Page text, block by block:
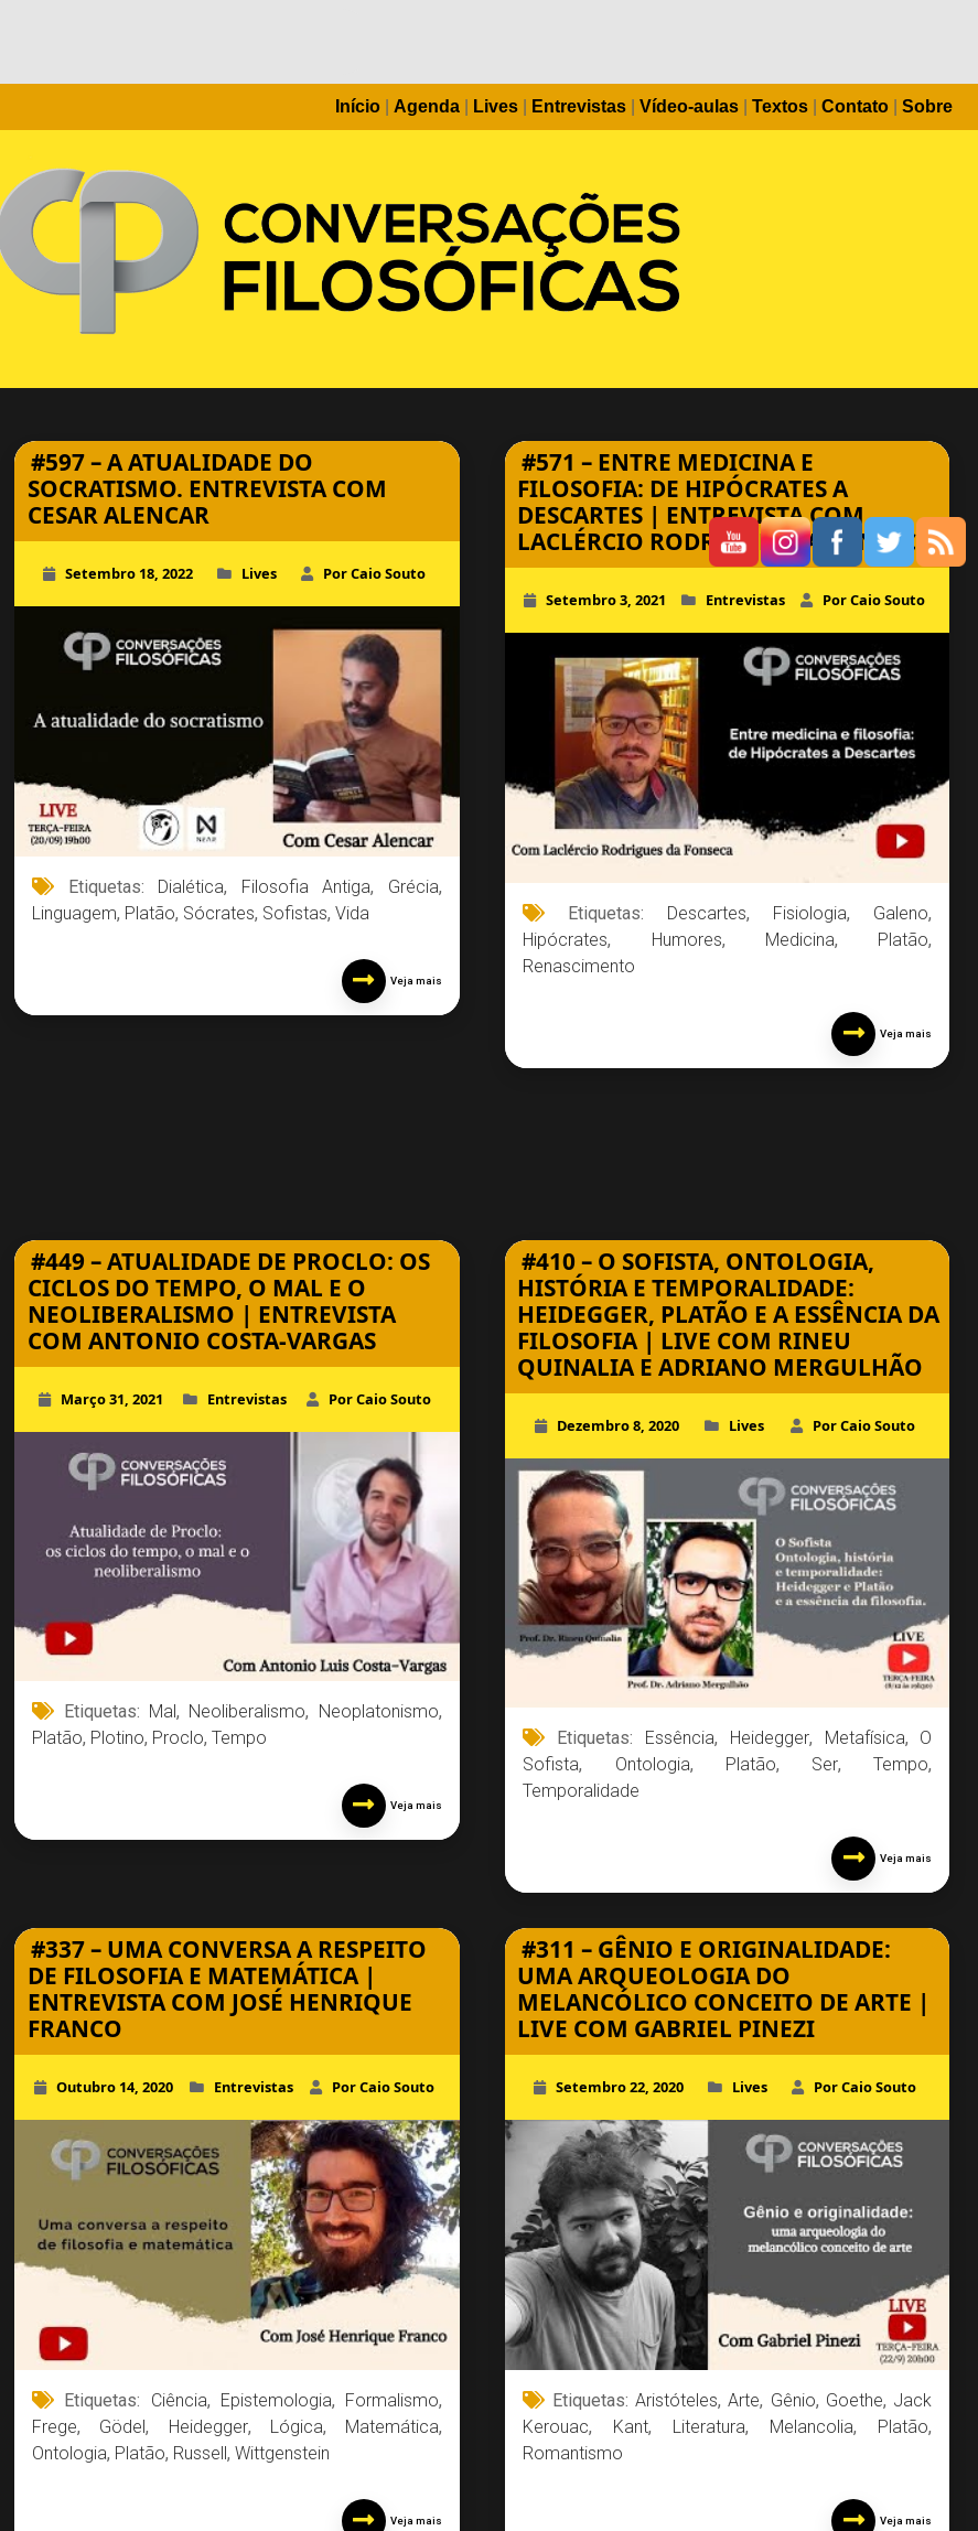
Início Agenda Lives Entrevistas Vídeo-aulas Textos Contato Sobre
#597 – A ATUALIDADE DO
SOCRATISMO. ENTREVISTA COM
CESAR ALENCAR
Setembro 18, 2022 Lives Por Caio Souto
Etiquetas: Dialética, Filosofia Antiga, Grécia,
Linguagem, Platão, Sócrates, Sofistas,Vida
Veja mais
#571 – ENTRE MEDICINA E
FILOSOFIA: DE HIPÓCRATES A
DESCARTES | ENTREVISTA COM
LACLÉRCIO RODRIGUES DA FONSECA
Setembro 3, 2021 Entrevistas Por Caio Souto
Etiquetas: Descartes, Fisiologia, Galeno,
Hipócrates, Humores, Medicina, Platão,
Renascimento
Veja mais
#449 – ATUALIDADE DE PROCLO: OS
CICLOS DO TEMPO, O MAL E O
NEOLIBERALISMO | ENTREVISTA
COM ANTONIO COSTA-VARGAS
Março 31, 2021 Entrevistas Por Caio Souto
Etiquetas: Mal, Neoliberalismo, Neoplatonismo,
Platão, Plotino, Proclo,Tempo
Veja mais
#410 – O SOFISTA, ONTOLOGIA,
HISTÓRIA E TEMPORALIDADE:
HEIDEGGER, PLATÃO E A ESSÊNCIA DA
FILOSOFIA | LIVE COM RINEU
QUINALIA E ADRIANO MERGULHÃO
Dezembro 8, 2020 Lives Por Caio Souto
Etiquetas: Essência, Heidegger, Metafísica, O
Sofista, Ontologia, Platão, Ser,Tempo,
Temporalidade
Veja mais
#337 – UMA CONVERSA A RESPEITO
DE FILOSOFIA E MATEMÁTICA |
ENTREVISTA COM JOSÉ HENRIQUE
FRANCO
Outubro 14, 2020 Entrevistas Por Caio Souto
Etiquetas: Ciência, Epistemologia, Formalismo,
Frege, Gödel, Heidegger, Lógica, Matemática,
Ontologia, Platão, Russell,Wittgenstein
Veja mais
#311 – GÊNIO E ORIGINALIDADE:
UMA ARQUEOLOGIA DO
MELANCÓLICO CONCEITO DE ARTE |
LIVE COM GABRIEL PINEZI
Setembro 22, 2020 Lives Por Caio Souto
Etiquetas: Aristóteles,Arte, Gênio, Goethe, Jack
Kerouac, Kant, Literatura, Melancolia, Platão,
Romantismo
Veja mais